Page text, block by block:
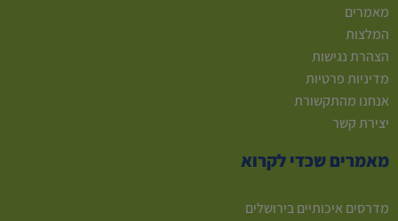
מאמרים
המלצות
הצהרת נגישות
מדיניות פרטיות
אנחנו מהתקשורת
יצירת קשר
מאמרים שכדי לקרוא
מדרסים איכותיים בירושלים